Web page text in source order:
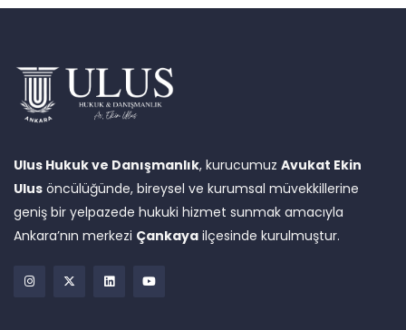
Ulus Hukuk ve Danışmanlık, kurucumuz Avukat Ekin
Ulus öncülüğünde, bireysel ve kurumsal müvekkillerine
geniş bir yelpazede hukuki hizmet sunmak amacıyla
Ankara’nın merkezi Çankaya ilçesinde kurulmuştur.